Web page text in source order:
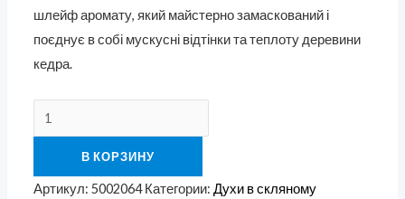
шлейф аромату, який майстерно замаскований і
поєднує в собі мускусні відтінки та теплоту деревини
кедра.
В КОРЗИНУ
Артикул:5002064 Категории:Духи в скляному